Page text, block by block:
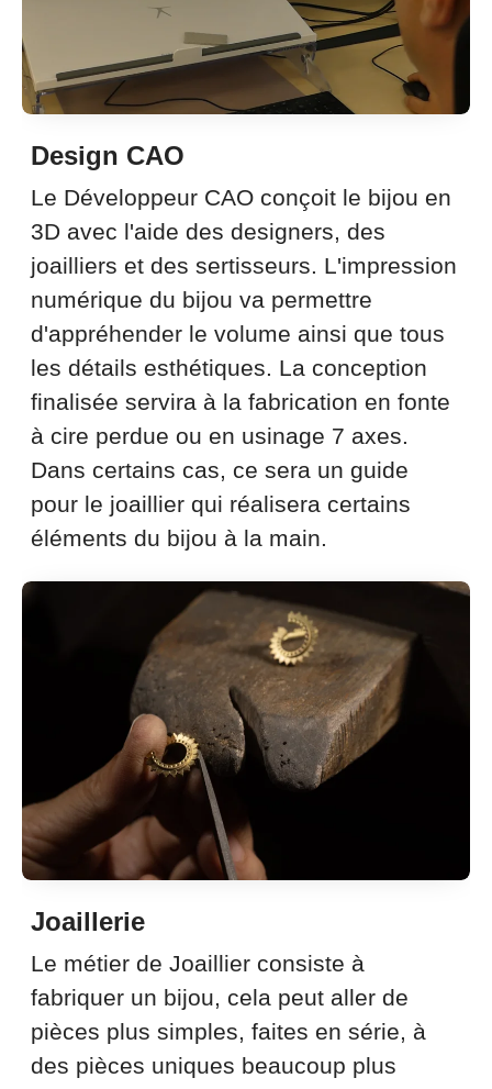
Design CAO
Le Développeur CAO conçoit le bijou en
3D avec l'aide des designers, des
joailliers et des sertisseurs. L'impression
numérique du bijou va permettre
d'appréhender le volume ainsi que tous
les détails esthétiques. La conception
finalisée servira à la fabrication en fonte
à cire perdue ou en usinage 7 axes.
Dans certains cas, ce sera un guide
pour le joaillier qui réalisera certains
éléments du bijou à la main.
Joaillerie
Le métier de Joaillier consiste à
fabriquer un bijou, cela peut aller de
pièces plus simples, faites en série, à
des pièces uniques beaucoup plus